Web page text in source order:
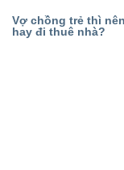
Vợ chồng trẻ thì
hay đi thuê nhà?